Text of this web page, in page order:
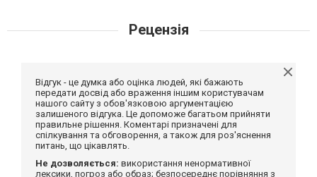
Рецензія
Відгук - це думка або оцінка людей, які бажають
передати досвід або враження іншим користувачам
нашого сайту з обов'язковою аргументацією
залишеного відгука. Це допоможе багатьом прийняти
правильне рішення. Коментарі призначені для
спілкування та обговорення, а також для роз'яснення
питань, що цікавлять.
Не дозволяється: використання ненормативної
лексики, погроз або образ; безпосереднє порівняння з